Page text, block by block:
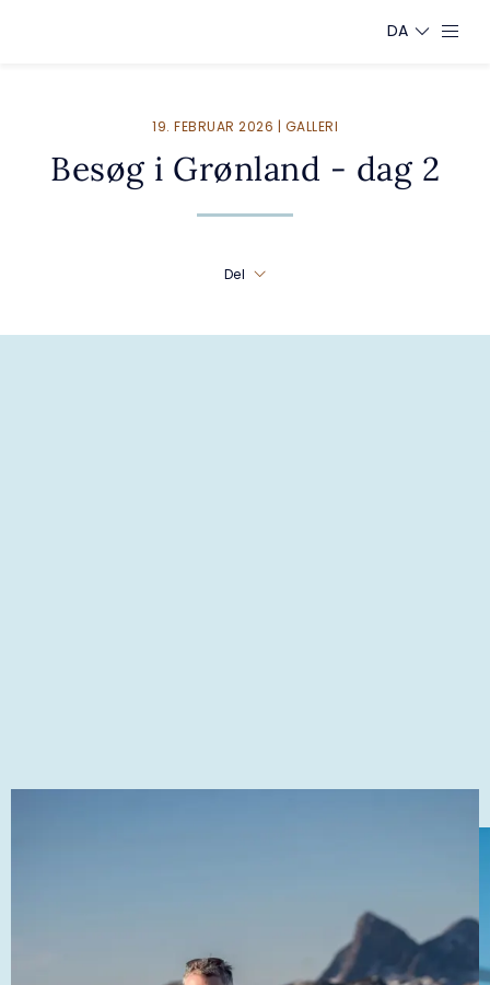
DA
19. FEBRUAR 2026 | GALLERI
Besøg i Grønland - dag 2
Del